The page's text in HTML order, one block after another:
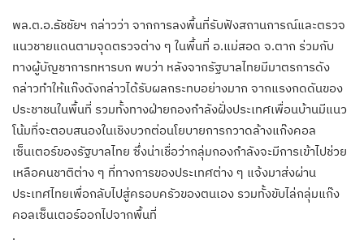
พล.ต.อ.ธัชชัยฯ กล่าวว่า จากการลงพื้นที่รับฟังสถานการณ์และตรวจ
แนวชายแดนตามจุดตรวจต่าง ๆ ในพื้นที่ อ.แม่สอด จ.ตาก ร่วมกับ
ทางผู้บัญชาการทหารบก พบว่า หลังจากรัฐบาลไทยมีมาตรการดัง
กล่าวทำให้แก๊งดังกล่าวได้รับผลกระทบอย่างมาก จากแรงกดดันของ
ประชาชนในพื้นที่ รวมทั้งทางฝ่ายกองกำลังฝั่งประเทศเพื่อนบ้านมีแนว
โน้มที่จะตอบสนองในเชิงบวกต่อนโยบายการกวาดล้างแก๊งคอล
เซ็นเตอร์ของรัฐบาลไทย ซึ่งน่าเชื่อว่ากลุ่มกองกำลังจะมีการเข้าไปช่วย
เหลือคนชาติต่าง ๆ ที่ทางการของประเทศต่าง ๆ แจ้งมาส่งผ่าน
ประเทศไทยเพื่อกลับไปสู่ครอบครัวของตนเอง รวมทั้งขับไล่กลุ่มแก๊ง
คอลเซ็นเตอร์ออกไปจากพื้นที่
.